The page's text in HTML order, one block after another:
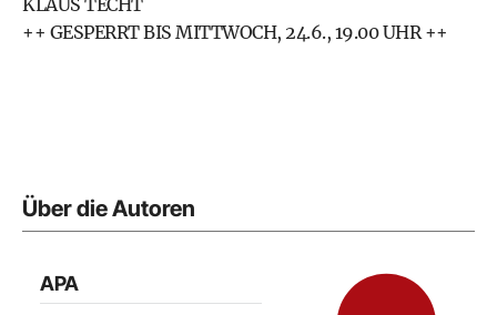
KLAUS TECHT
++ GESPERRT BIS MITTWOCH, 24.6., 19.00 UHR ++
Über die Autoren
APA